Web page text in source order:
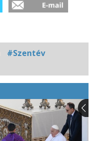
#Szentév